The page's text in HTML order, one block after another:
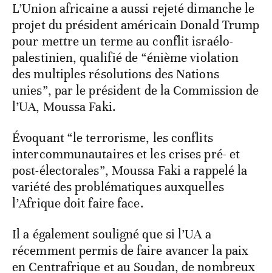
L’Union africaine a aussi rejeté dimanche le
projet du président américain Donald Trump
pour mettre un terme au conflit israélo-
palestinien, qualifié de “énième violation
des multiples résolutions des Nations
unies”, par le président de la Commission de
l’UA, Moussa Faki.
Évoquant “le terrorisme, les conflits
intercommunautaires et les crises pré- et
post-électorales”, Moussa Faki a rappelé la
variété des problématiques auxquelles
l’Afrique doit faire face.
Il a également souligné que si l’UA a
récemment permis de faire avancer la paix
en Centrafrique et au Soudan, de nombreux